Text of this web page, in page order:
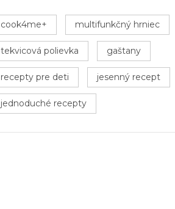
cook4me+ multifunkčný hrniec
tekvicová polievka gaštany
recepty pre deti jesenný recept
jednoduché recepty